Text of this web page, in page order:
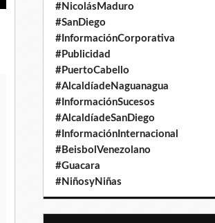
#NicolásMaduro
#SanDiego
#InformaciónCorporativa
#Publicidad
#PuertoCabello
#AlcaldíadeNaguanagua
#InformaciónSucesos
#AlcaldíadeSanDiego
#InformaciónInternacional
#BeisbolVenezolano
#Guacara
#NiñosyNiñas